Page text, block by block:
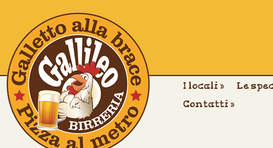
I locali »
Le
Contatti »